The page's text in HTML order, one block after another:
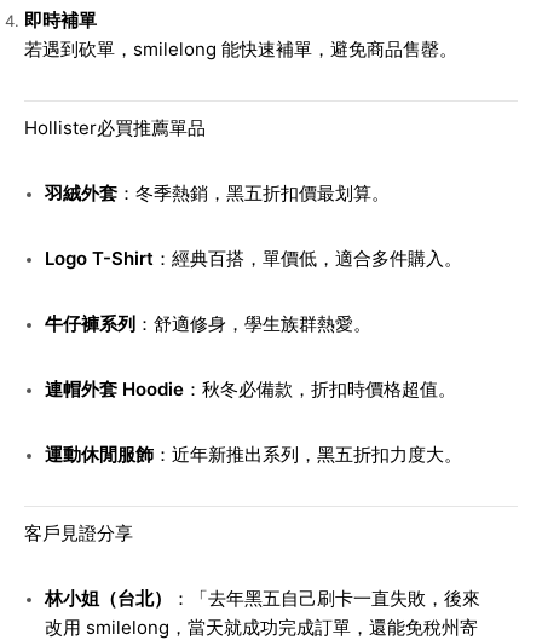
即時補單
若遇到砍單，smilelong 能快速補單，避免商品售罄。
Hollister必買推薦單品
羽絨外套：冬季熱銷，黑五折扣價最划算。
Logo T-Shirt：經典百搭，單價低，適合多件購入。
牛仔褲系列：舒適修身，學生族群熱愛。
連帽外套 Hoodie：秋冬必備款，折扣時價格超值。
運動休閒服飾：近年新推出系列，黑五折扣力度大。
客戶見證分享
林小姐（台北）
：「去年黑五自己刷卡一直失敗，後來
改用 smilelong，當天就成功完成訂單，還能免稅州寄